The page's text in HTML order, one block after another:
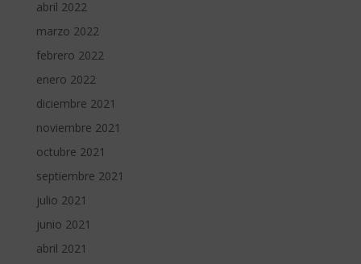
abril 2022
marzo 2022
febrero 2022
enero 2022
diciembre 2021
noviembre 2021
octubre 2021
septiembre 2021
julio 2021
junio 2021
abril 2021